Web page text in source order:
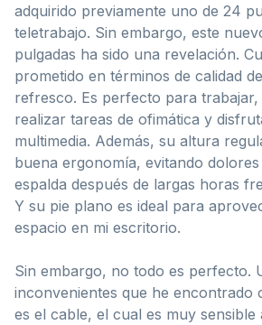
adquirido previamente uno de 24
teletrabajo. Sin embargo, este
pulgadas ha sido una revelación.
prometido en términos de calidad
refresco. Es perfecto para
realizar tareas de ofimática y
multimedia. Además, su altura
buena ergonomía, evitando
espalda después de largas horas
Y su pie plano es ideal para
espacio en mi escritorio.
Sin embargo, no todo es perfecto.
inconvenientes que he encontrado
es el cable, el cual es muy sensible